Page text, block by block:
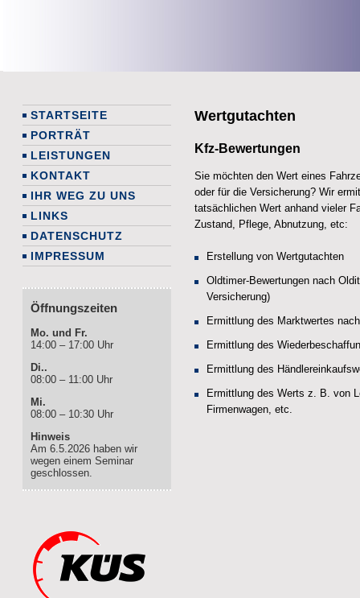
Wertgutachten
Kfz-Bewertungen
Sie möchten den Wert eines
oder für die Versicherung? Wir
tatsächlichen Wert anhand vieler
Zustand, Pflege, Abnutzung, etc:
Erstellung von Wertgutachten
Oldtimer-Bewertungen nach
Versicherung)
Ermittlung des Marktwertes
Ermittlung des
Ermittlung des
Ermittlung des Werts z. B. von
Firmenwagen, etc.
STARTSEITE
PORTRÄT
LEISTUNGEN
KONTAKT
IHR WEG ZU UNS
LINKS
DATENSCHUTZ
IMPRESSUM
Öffnungszeiten
Mo. und Fr.
14:00 – 17:00 Uhr
Di..
08:00 – 11:00 Uhr
Mi.
08:00 – 10:30 Uhr
Hinweis
Am 6.5.2026 haben wir
wegen einem Seminar
geschlossen.